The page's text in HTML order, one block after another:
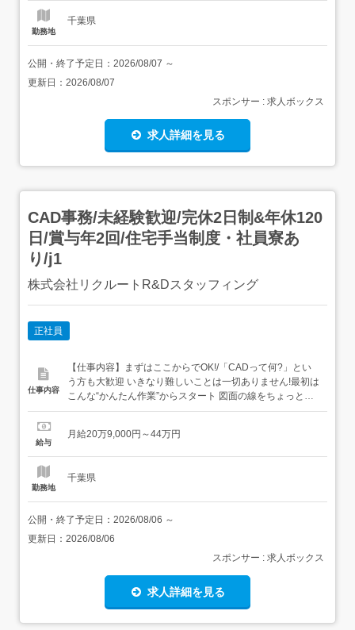
勤務地
千葉県
公開・終了予定日： 2026/08/07 ～
更新日： 2026/08/07
スポンサー : 求人ボックス
求人詳細を見る
CAD事務/未経験歓迎/完休2日制&年休120
日/賞与年2回/住宅手当制度・社員寮あ
り/j1
株式会社リクルートR&Dスタッフィング
正社員
仕事内容
【仕事内容】まずはここからでOK!/「CADって何?」とい
う方も大歓迎 いきなり難しいことは一切ありません!最初は
こんな“かんたん作業”からスタート 図面の線をちょっと動
かすだけ 決まったフォーマットに数字を入力→いわば“パ
まずはメールの送り方やあいさつといった基本的なビジネ
給与
月給20万9,000円～44万円
勤務地
千葉県
公開・終了予定日： 2026/08/06 ～
更新日： 2026/08/06
スポンサー : 求人ボックス
求人詳細を見る